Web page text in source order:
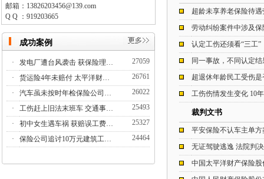
邮箱：13826203456@139.com
Q Q ：919203665
成功案例
· 发电厂遭台风袭击 获保险理…
27059
·
货运险4年未赔付 太平洋财…
26761
·
汽车虽未按时年检保险公司…
26022
·
工伤赶上旧法末班车 交通事…
25493
·
初中女生遇车祸 获赔误工费…
25327
·
保险公司追讨10万元建筑工… 24464
超龄未享养老保险待
劳动纠纷案件中涉及
认定工伤还须看“三工”
同一事故，不同认定结
超退休年龄民工受伤
工伤伤情发生变化 10
裁判文书
平安保险不认车主单
无证驾驶逃逸 法院判
中国太平洋财产保险